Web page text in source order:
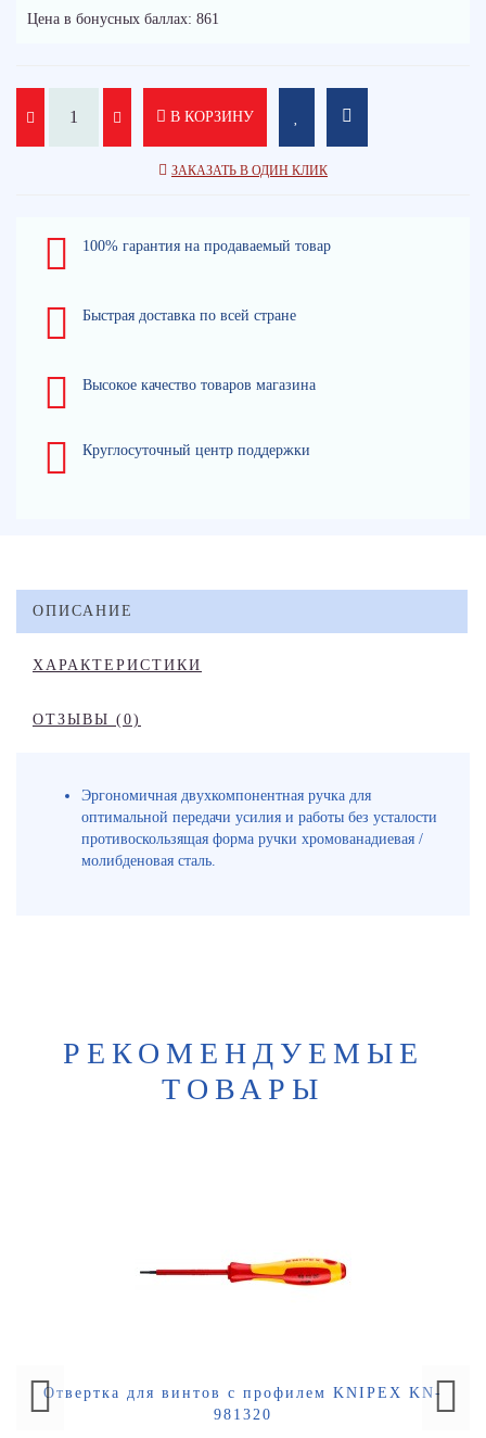
Цена в бонусных баллах: 861
В КОРЗИНУ
ЗАКАЗАТЬ В ОДИН КЛИК
100% гарантия на продаваемый товар
Быстрая доставка по всей стране
Высокое качество товаров магазина
Круглосуточный центр поддержки
ОПИСАНИЕ
ХАРАКТЕРИСТИКИ
ОТЗЫВЫ (0)
Эргономичная двухкомпонентная ручка для
оптимальной передачи усилия и работы без усталости
противоскользящая форма ручки хромованадиевая /
молибденовая сталь.
РЕКОМЕНДУЕМЫЕ
ТОВАРЫ
Отвертка для винтов с профилем KNIPEX KN-
981320